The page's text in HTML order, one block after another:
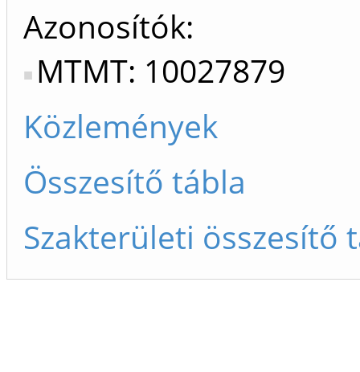
Azonosítók
MTMT: 10027879
Közlemények
Összesítő tábla
Szakterületi összesítő